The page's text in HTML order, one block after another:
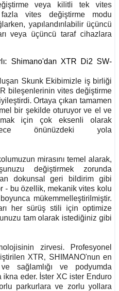
veya kilitli tek vites
vites değiştirme modu
yapılandırılabilir üçüncü
veya üçüncü taraf cihazlara
Shimano'dan XTR Di2 SW-
Skunk Ekibimizle iş birliği
bileşenlerinin vites değiştirme
Ortaya çıkan tamamen
bir şekilde oturuyor ve el ve
için çok eksenli olarak
önünüzdeki yola
mirasını temel alarak,
değiştirmek zorunda
dokunsal geri bildirim gibi
- bu özellik, mekanik vites kolu
mükemmelleştirilmiştir.
her sürüş stili için optimize
tam olarak istediğiniz gibi
zirvesi. Profesyonel
XTR, SHIMANO'nun en
sağlamlığı ve podyumda
ikna eder. İster XC ister Enduro
parkurlara ve zorlu yollara